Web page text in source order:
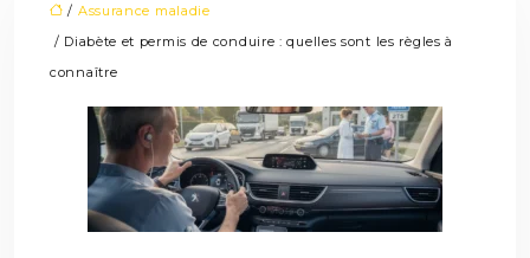
/ Assurance maladie
/ Diabète et permis de conduire : quelles sont les règles à
connaître